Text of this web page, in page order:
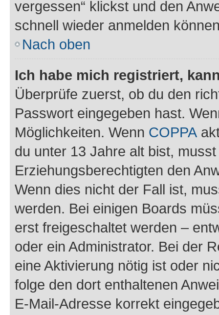
vergessen“ klickst und den
schnell wieder anmelden
Nach oben
Ich habe mich registriert,
Überprüfe zuerst, ob du den
Passwort eingegeben hast.
Möglichkeiten. Wenn COPPA
du unter 13 Jahre alt bist,
Erziehungsberechtigten den
Wenn dies nicht der Fall ist,
werden. Bei einigen Boards
erst freigeschaltet werden –
oder ein Administrator. Bei der
eine Aktivierung nötig ist oder
folge den dort enthaltenen
E-Mail-Adresse korrekt